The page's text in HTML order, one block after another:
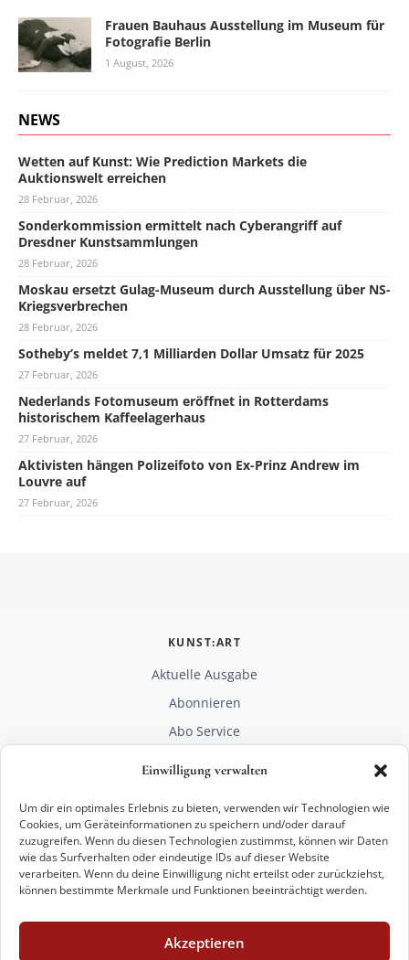
Einwilligung verwalten
Um dir ein optimales Erlebnis zu bieten, verwenden wir Technologien wie
Cookies, um Geräteinformationen zu speichern und/oder darauf
zuzugreifen. Wenn du diesen Technologien zustimmst, können wir Daten
wie das Surfverhalten oder eindeutige IDs auf dieser Website
verarbeiten. Wenn du deine Einwilligung nicht erteilst oder zurückziehst,
können bestimmte Merkmale und Funktionen beeinträchtigt werden.
Akzeptieren
Frauen Bauhaus Ausstellung im Museum für
Fotografie Berlin
1 August, 2026
NEWS
Wetten auf Kunst: Wie Prediction Markets die
Auktionswelt erreichen
28 Februar, 2026
Sonderkommission ermittelt nach Cyberangriff auf
Dresdner Kunstsammlungen
28 Februar, 2026
Moskau ersetzt Gulag-Museum durch Ausstellung über NS-
Kriegsverbrechen
28 Februar, 2026
Sotheby’s meldet 7,1 Milliarden Dollar Umsatz für 2025
27 Februar, 2026
Nederlands Fotomuseum eröffnet in Rotterdams
historischem Kaffeelagerhaus
27 Februar, 2026
Aktivisten hängen Polizeifoto von Ex-Prinz Andrew im
Louvre auf
27 Februar, 2026
KUNST:ART
Aktuelle Ausgabe
Abonnieren
Abo Service
RECHTLICHES
Impressum
Datenschutz
KONTAKT
+49 221 29 28 27 21